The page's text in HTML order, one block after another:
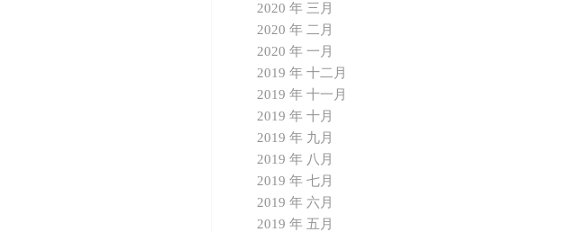
2020 年 三月
2020 年 二月
2020 年 一月
2019 年 十二月
2019 年 十一月
2019 年 十月
2019 年 九月
2019 年 八月
2019 年 七月
2019 年 六月
2019 年 五月